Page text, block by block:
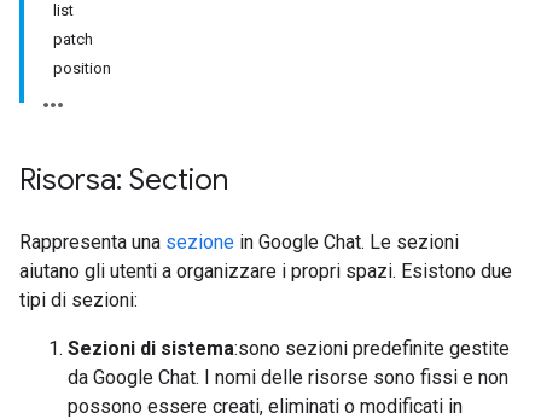
list
patch
position
Risorsa: Section
Rappresenta una sezione in Google Chat. Le sezioni
aiutano gli utenti a organizzare i propri spazi. Esistono due
tipi di sezioni:
Sezioni di sistema:sono sezioni predefinite gestite
da Google Chat. I nomi delle risorse sono fissi e non
possono essere creati, eliminati o modificati in